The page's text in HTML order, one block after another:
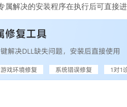
解决的安装程序在执行后可直接